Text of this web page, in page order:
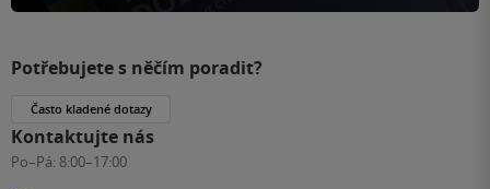
Potřebujete s něčím poradit?
Často kladené dotazy
Kontaktujte nás
Po–Pá: 8:00–17:00